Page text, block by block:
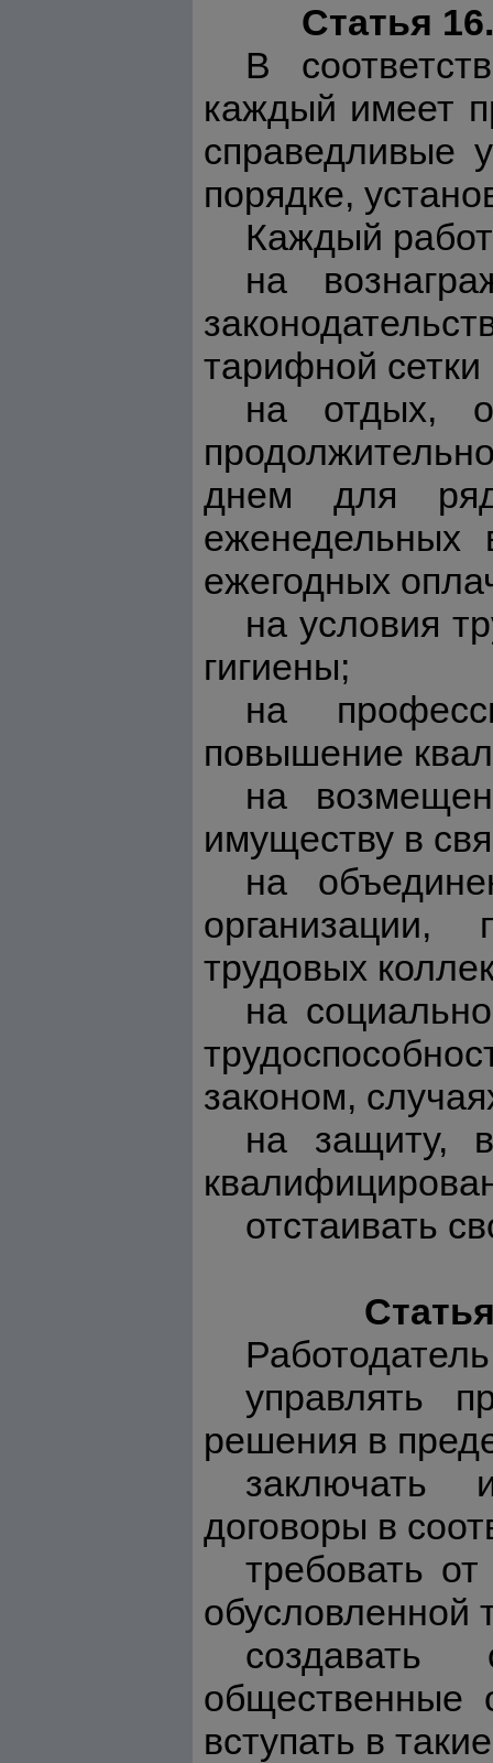
Статья
В
каждый имеет
справедливые
порядке,
Каждый
на
тарифной сетки
на отдых,
днем для
еженедельных
ежегодных
на условия
гигиены;
на
повышение
на
имуществу в
на
трудовых
на
законом,
на защиту,
отстаивать
управлять
решения в
заключать
договоры в
требовать
обусловленной
создавать
общественные
вступать в